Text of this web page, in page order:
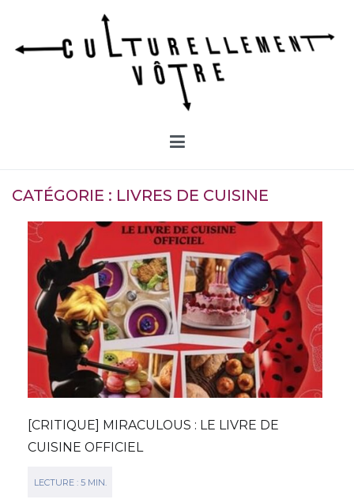
contenu
CATÉGORIE : LIVRES DE CUISINE
[CRITIQUE] MIRACULOUS : LE LIVRE DE
CUISINE OFFICIEL